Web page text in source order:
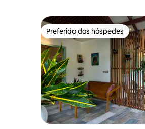
Preferido dos hóspedes
Preferido dos hóspedes